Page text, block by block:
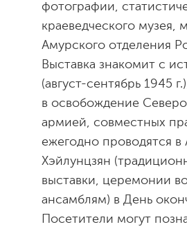
фотографии,
краеведческого музея,
Амурского отделения
Выставка знакомит с
(август-сентябрь 1945
в освобождение
армией, совместных
ежегодно проводятся
Хэйлунцзян
выставки, церемонии
ансамблям) в День
Посетители могут